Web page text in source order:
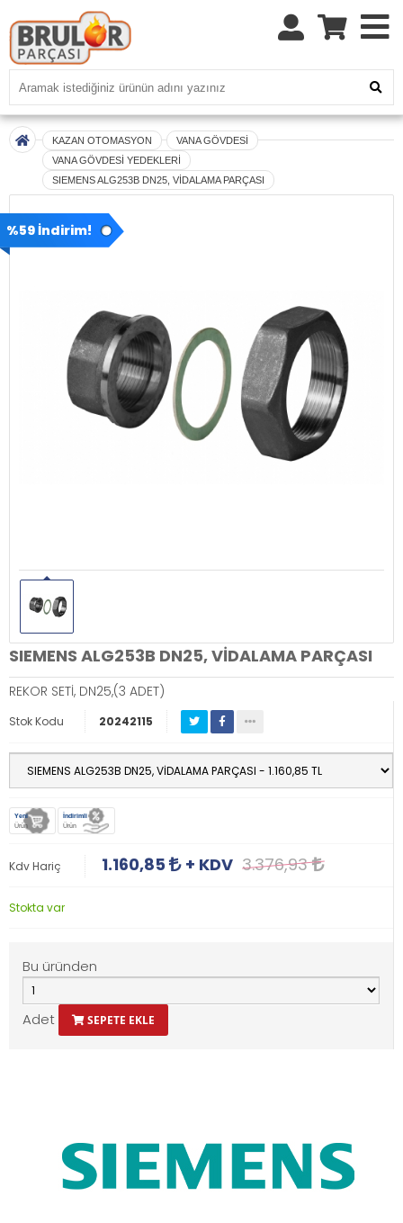
KAZAN OTOMASYON
VANA GÖVDESİ
VANA GÖVDESİ YEDEKLERİ
SIEMENS ALG253B DN25, VİDALAMA PARÇASI
%59 İndirim!
SIEMENS ALG253B DN25, VİDALAMA PARÇASI
REKOR SETİ, DN25,(3 ADET)
Stok Kodu 20242115
Yeni
Ürün
İndirimli
Ürün
Kdv Hariç 1.160,85 + KDV 3.376,93
Stokta var
Bu üründen
Adet SEPETE EKLE